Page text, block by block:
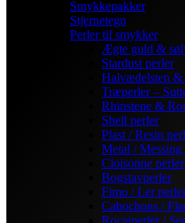
Smykkepakker
Stjernetegn
Perler til smykker
Ægte guld &
Stardust perler
Halvædelsten &
Træperler –
Rhinstene &
Shell perler
Plast / Resin
Metal / Messing
Cloisonne perler
Bogstavperler
Fimo / Ler
Cabochons /
Rocaiperler /